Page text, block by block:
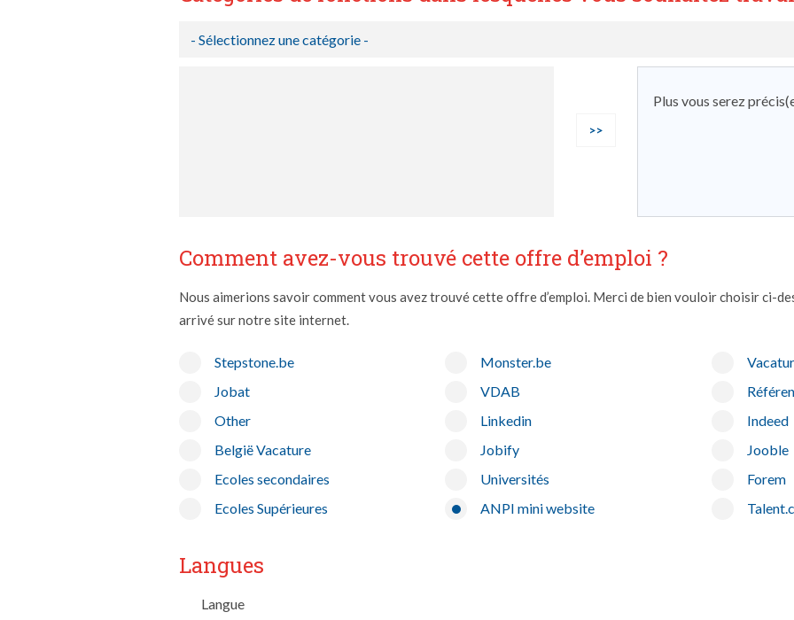
Plus vous serez
Comment avez-vous trouvé cette offre d’emploi ?
Nous aimerions savoir comment vous avez trouvé cette offre d’emploi. Merci de bien vouloir choisir ci-
arrivé sur notre site internet.
Stepstone.be Monster.be
Jobat
VDAB
Other
Linkedin
Indeed
België Vacature
Jobify
Jooble
Ecoles secondaires
Universités
Forem
Ecoles Supérieures
ANPI mini website
Langues
Langue